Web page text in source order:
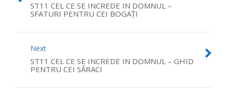
ST11 CEL CE SE INCREDE IN DOMNUL –
SFATURI PENTRU CEI BOGAŢI
Next
ST11 CEL CE SE INCREDE IN DOMNUL – GHID
PENTRU CEI SĂRACI